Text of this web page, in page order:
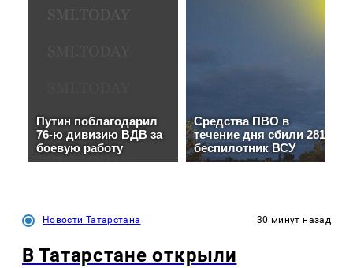
Новости Татарстана 30 минут назад
В Татарстане открыли